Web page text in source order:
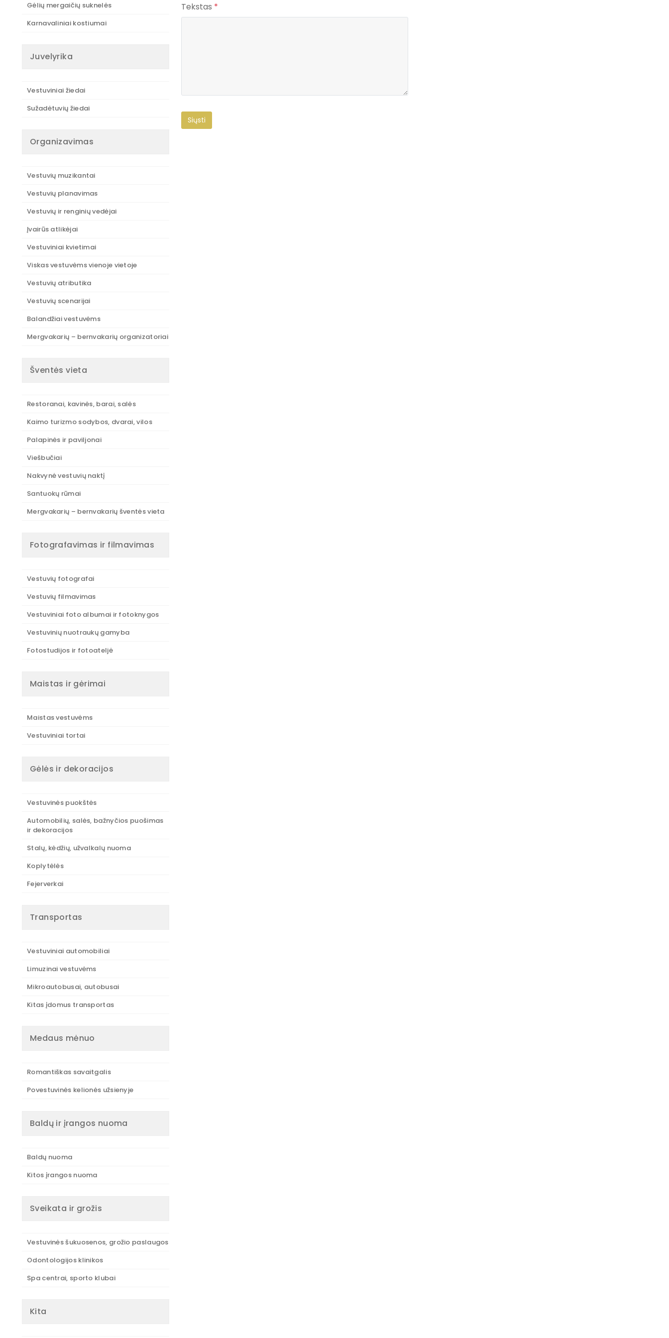
Gėlių mergaičių suknelės
Karnavaliniai kostiumai
Juvelyrika
Vestuviniai žiedai
Sužadėtuvių žiedai
Organizavimas
Vestuvių muzikantai
Vestuvių planavimas
Vestuvių ir renginių vedėjai
Įvairūs atlikėjai
Vestuviniai kvietimai
Viskas vestuvėms vienoje vietoje
Vestuvių atributika
Vestuvių scenarijai
Balandžiai vestuvėms
Mergvakarių – bernvakarių organizatoriai
Šventės vieta
Restoranai, kavinės, barai, salės
Kaimo turizmo sodybos, dvarai, vilos
Palapinės ir paviljonai
Viešbučiai
Nakvynė vestuvių naktį
Santuokų rūmai
Mergvakarių – bernvakarių šventės vieta
Fotografavimas ir filmavimas
Vestuvių fotografai
Vestuvių filmavimas
Vestuviniai foto albumai ir fotoknygos
Vestuvinių nuotraukų gamyba
Fotostudijos ir fotoateljė
Maistas ir gėrimai
Maistas vestuvėms
Vestuviniai tortai
Gėlės ir dekoracijos
Vestuvinės puokštės
Automobilių, salės, bažnyčios puošimas
ir dekoracijos
Stalų, kėdžių, užvalkalų nuoma
Koplytėlės
Fejerverkai
Transportas
Vestuviniai automobiliai
Limuzinai vestuvėms
Mikroautobusai, autobusai
Kitas įdomus transportas
Medaus mėnuo
Romantiškas savaitgalis
Povestuvinės kelionės užsienyje
Baldų ir įrangos nuoma
Baldų nuoma
Kitos įrangos nuoma
Sveikata ir grožis
Vestuvinės šukuosenos, grožio paslaugos
Odontologijos klinikos
Spa centrai, sporto klubai
Kita
Tekstas *